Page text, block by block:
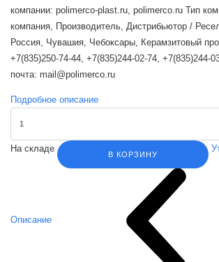
компании: polimerco-plast.ru, polimerco.ru Тип
компания, Производитель, Дистрибьютор /
Россия, Чувашия, Чебоксары, Керамзитовый
+7(835)250-74-44, +7(835)244-02-74, +7(835)244-
почта: mail@polimerco.ru
Подробное описание
На складе
В КОРЗИНУ
Описание